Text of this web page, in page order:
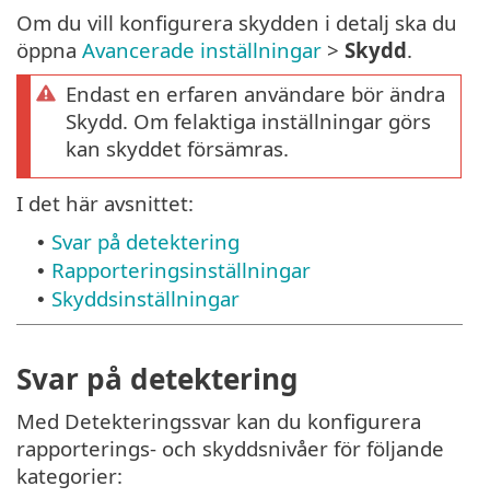
Om du vill konfigurera skydden i detalj ska du
öppna Avancerade inställningar > Skydd.
Endast en erfaren användare bör ändra
Skydd. Om felaktiga inställningar görs
kan skyddet försämras.
I det här avsnittet:
• Svar på detektering
• Rapporteringsinställningar
• Skyddsinställningar
Svar på detektering
Med Detekteringssvar kan du konfigurera
rapporterings- och skyddsnivåer för följande
kategorier: